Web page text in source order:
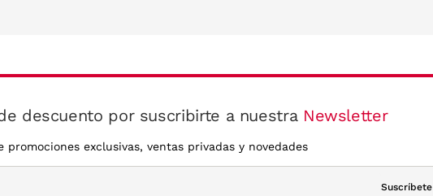
descuento por suscribirte a nuestra Newsletter
promociones exclusivas, ventas privadas y novedades
Suscríbete